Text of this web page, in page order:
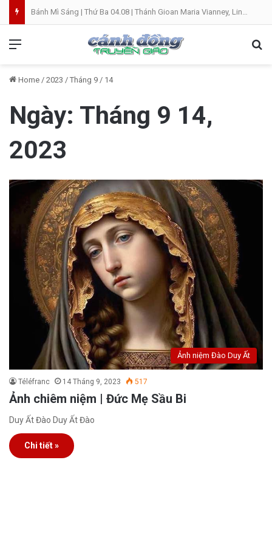
Bánh Mì Sáng | Thứ Ba 04.08 | Thánh Gioan Maria Vianney, Linh mục
Home / 2023 / Tháng 9 / 14
Ngày: Tháng 9 14,
2023
Ảnh niệm Đào Duy Ất
Téléfranc 14 Tháng 9, 2023 517
Ảnh chiêm niệm | Đức Mẹ Sầu Bi
Duy Ất Đào Duy Ất Đào
Chi tiết »